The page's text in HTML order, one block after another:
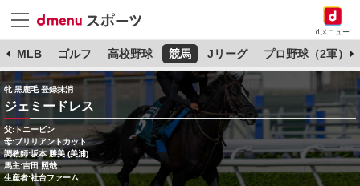
dメニュー
MLB ゴルフ 高校野球 競馬 Jリーグ プロ野球（2軍）
牝 黒鹿毛 登録抹消
ジェミードレス
父:トニービン
母:ブリリアントカット
調教師:坂本 勝美 (美浦)
馬主:吉田 照哉
生産者:社台ファーム